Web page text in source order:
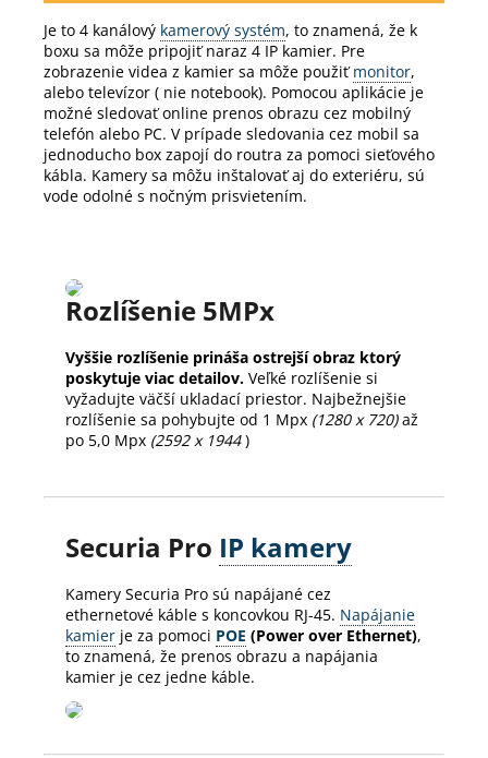
Je to 4 kanálový kamerový systém, to znamená, že k
boxu sa môže pripojiť naraz 4 IP kamier. Pre
zobrazenie videa z kamier sa môže použiťmonitor,
alebo televízor ( nie notebook). Pomocou aplikácie je
možné sledovať online prenos obrazu cez mobilný
telefón alebo PC. V prípade sledovania cez mobil sa
jednoducho box zapojí do routra za pomoci sieťového
kábla. Kamery sa môžu inštalovať aj do exteriéru, sú
vode odolné s nočným prisvietením.
Rozlíšenie 5MPx
Vyššie rozlíšenie prináša ostrejší obraz ktorý
poskytuje viac detailov. Veľké rozlíšenie si
vyžadujte väčší ukladací priestor. Najbežnejšie
rozlíšenie sa pohybujte od 1 Mpx (1280 x 720)až
po 5,0 Mpx (2592 x 1944)
Securia Pro IP kamery
Kamery Securia Pro sú napájané cez
ethernetové káble s koncovkou RJ-45. Napájanie
kamier je za pomoci POE (Power over Ethernet),
to znamená, že prenos obrazu a napájania
kamier je cez jedne káble.